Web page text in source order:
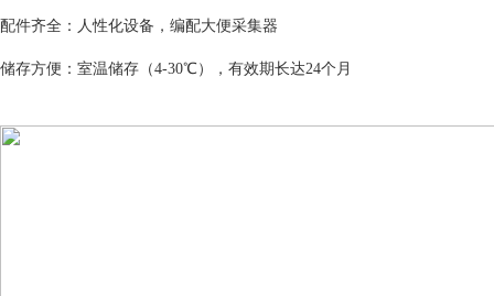
配件齐全：人性化设备，编配大便采集器
储存方便：室温储存（4-30℃），有效期长达24个月